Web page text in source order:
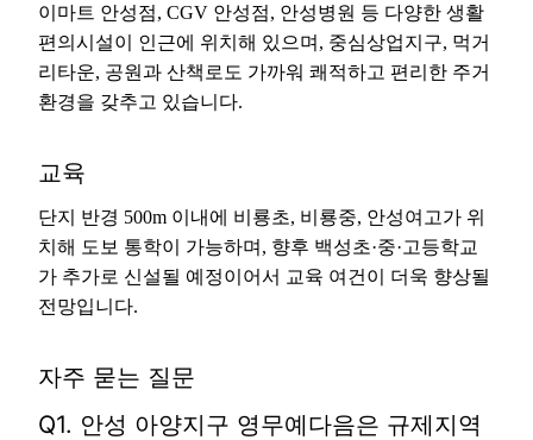
이마트 안성점, CGV 안성점, 안성병원 등 다양한 생활
편의시설이 인근에 위치해 있으며, 중심상업지구, 먹거
리타운, 공원과 산책로도 가까워 쾌적하고 편리한 주거
환경을 갖추고 있습니다.
교육
단지 반경 500m 이내에 비룡초, 비룡중, 안성여고가 위
치해 도보 통학이 가능하며, 향후 백성초·중·고등학교
가 추가로 신설될 예정이어서 교육 여건이 더욱 향상될
전망입니다.
자주 묻는 질문
Q1. 안성 아양지구 영무예다음은 규제지역